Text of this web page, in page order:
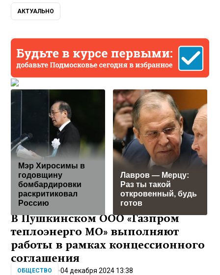
АКТУАЛЬНО
Мэр Хиросимы в
годовщину
бомбардировки
раскритиковал
Россию
Лавров — Мерцу:
Раз ты такой
откровенный, будь
готов
В Пушкинском ООО «Газпром
теплоэнерго МО» выполняют
работы в рамках концессионного
соглашения
ОБЩЕСТВО 04 декабря 2024 13:38